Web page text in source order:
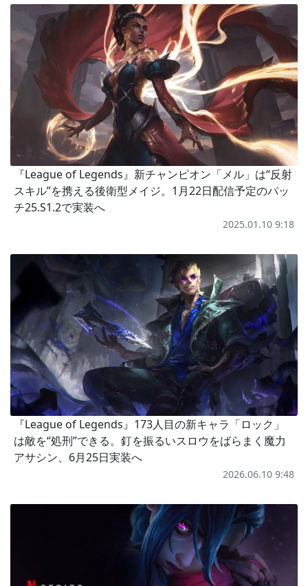
『League of Legends』新チャンピオン「メル」は“反射
スキル”を携える後衛型メイジ。1月22日配信予定のパッ
チ25.S1.2で実装へ
2025.01.10 9:18
『League of Legends』173人目の新キャラ「ロック」
は敵を“処刑”できる。釘を振るいスロウをばらまく魔力
アサシン、6月25日実装へ
2026.06.10 9:48